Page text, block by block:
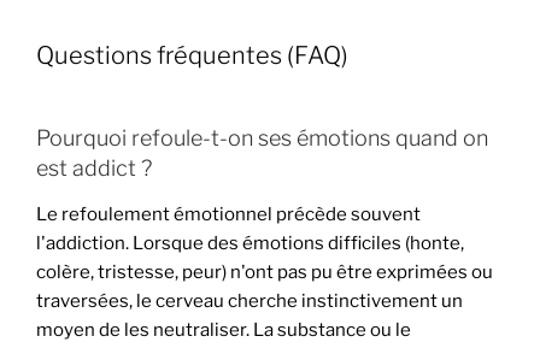
Questions fréquentes (FAQ)
Pourquoi refoule-t-on ses émotions quand on
est addict ?
Le refoulement émotionnel précède souvent
l'addiction. Lorsque des émotions difficiles (honte,
colère, tristesse, peur) n'ont pas pu être exprimées ou
traversées, le cerveau cherche instinctivement un
moyen de les neutraliser. La substance ou le